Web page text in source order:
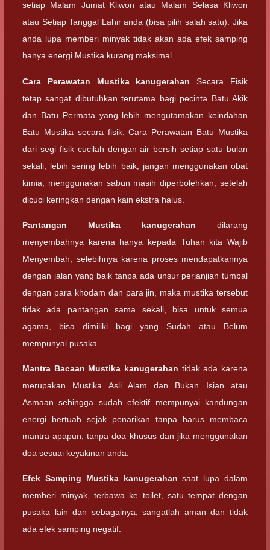
setiap Malam Jumat Kliwon atau Malam Selasa Kliwon
atau Setiap Tanggal Lahir anda (bisa pilih salah satu). Jika
anda lupa memberi minyak tidak akan ada efek samping
hanya energi Mustika kurang maksimal.
Cara Perawatan Mustika kanugerahan Secara Fisik
tetap sangat dibutuhkan terutama bagi pecinta Batu Akik
dan Batu Permata yang lebih mengutamakan keindahan
Batu Mustika secara fisik. Cara Perawatan Batu Mustika
dari segi fisik cucilah dengan air bersih setiap satu bulan
sekali, lebih sering lebih baik, jangan menggunakan obat
kimia, menggunakan sabun masih diperbolehkan, setelah
dicuci keringkan dengan kain ekstra halus.
Pantangan Mustika kanugerahan dilarang
menyembahnya karena hanya kepada Tuhan kita Wajib
Menyembah, selebihnya karena proses mendapatkannya
dengan jalan yang baik tanpa ada unsur perjanjian tumbal
dengan para khodam dan para jin, maka mustika tersebut
tidak ada pantangan sama sekali, bisa untuk semua
agama, bisa dimiliki bagi yang Sudah atau Belum
mempunyai pusaka.
Mantra Bacaan Mustika kanugerahan tidak ada karena
merupakan Mustika Asli Alam dan Bukan Isian atau
Asmaan sehingga sudah efektif mempunyai kandungan
energi bertuah sejak penarikan tanpa harus membaca
mantra apapun, tanpa doa khusus dan jika menggunakan
doa sesuai keyakinan anda.
Efek Samping Mustika kanugerahan saat lupa dalam
memberi minyak, terbawa ke toilet, satu tempat dengan
pusaka lain dan sebagainya, sangatlah aman dan tidak
ada efek samping negatif.